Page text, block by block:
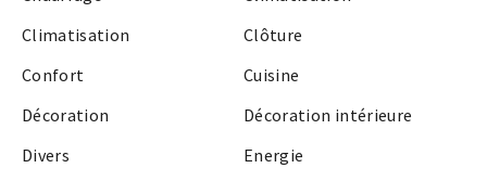
Climatisation
Clôture
Confort
Cuisine
Décoration
Décoration intérieure
Divers
Energie